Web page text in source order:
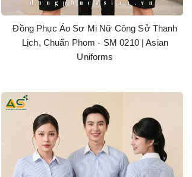
Đồng Phục Áo Sơ Mi Nữ Công Sở Thanh
Lịch, Chuẩn Phom - SM 0210 | Asian
Uniforms